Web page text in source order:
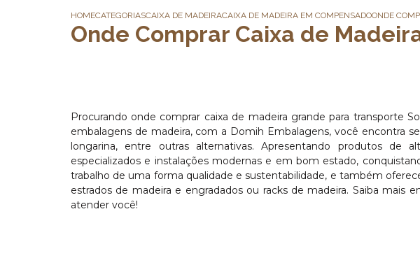
HOMECATEGORIASCAIXA DE MADEIRACAIXA DE MADEIRA EM COMPENSADOONDE
Onde Comprar Caixa de
Procurando onde comprar caixa de madeira grande para transporte
embalagens de madeira, com a Domih Embalagens, você encontra
longarina, entre outras alternativas. Apresentando produtos de
especializados e instalações modernas e em bom estado,
trabalho de uma forma qualidade e sustentabilidade, e também
estrados de madeira e engradados ou racks de madeira. Saiba mais
atender você!